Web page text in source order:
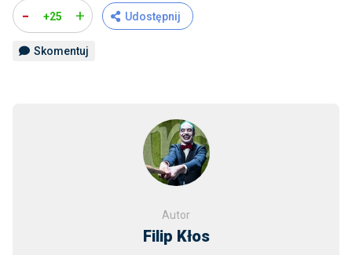
- +25 + Udostępnij
Skomentuj
Autor
Filip Kłos